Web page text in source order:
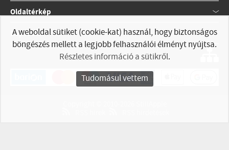
Oldaltérkép
Kapcsolat
A weboldal sütiket (cookie-kat) használ, hogy biztonságos
böngészés mellett a legjobb felhasználói élményt nyújtsa.
Részletes információ a sütikről.
Tudomásul vettem